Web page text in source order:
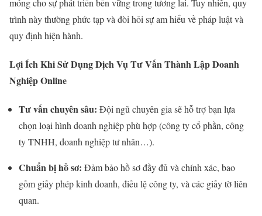
móng cho sự phát triển bền vững trong tương lai. Tuy nhiên, quy
trình này thường phức tạp và đòi hỏi sự am hiểu về pháp luật và
quy định hiện hành.
Lợi Ích Khi Sử Dụng Dịch Vụ Tư Vấn Thành Lập Doanh
Nghiệp Online
Tư vấn chuyên sâu: Đội ngũ chuyên gia sẽ hỗ trợ bạn lựa
chọn loại hình doanh nghiệp phù hợp (công ty cổ phần, công
ty TNHH, doanh nghiệp tư nhân…).
Chuẩn bị hồ sơ: Đảm bảo hồ sơ đầy đủ và chính xác, bao
gồm giấy phép kinh doanh, điều lệ công ty, và các giấy tờ liên
quan.